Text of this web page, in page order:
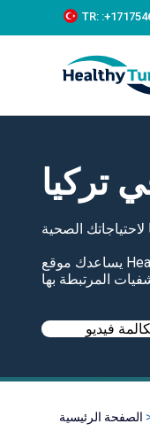
k
c
TR:
تركيا
يساعدك موقع Healthy Türkiye في العثور على أفضل عمليات جراحة الجفون في تركيا بأسعار معقولة ويتبنى نهج خدمة 360 درجة في جميع
فيديو
الصفحة الرئيسية